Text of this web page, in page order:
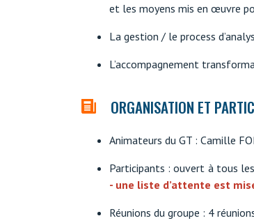
et les moyens mis en œuvre
La gestion / le process
L’accompagnement
ORGANISATION ET
Animateurs du GT : Camille
Participants : ouvert à tous
- une liste d’attente est
Réunions du groupe : 4